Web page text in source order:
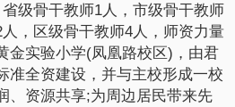
级骨干教师1人，市级骨干教师
，区级骨干教师4人，师资力量
金实验小学(凤凰路校区)，由君
准全资建设，并与主校形成一校
、资源共享;为周边居民带来先